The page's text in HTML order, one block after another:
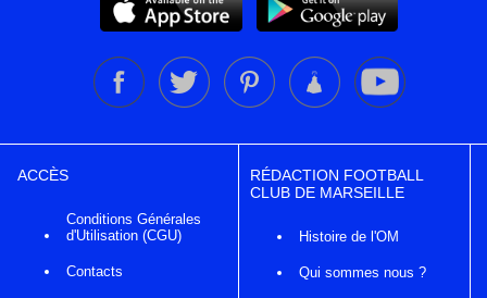
ACCÈS
Conditions Générales
d'Utilisation (CGU)
Contacts
RÉDACTION FOOTBALL
CLUB DE MARSEILLE
Histoire de l'OM
Qui sommes nous ?